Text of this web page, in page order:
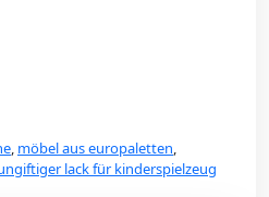
, möbel aus europaletten,
lack für kinderspielzeug